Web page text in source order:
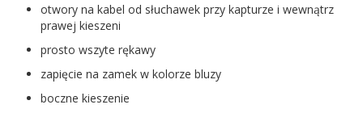
otwory na kabel od słuchawek przy kapturze i wewnątrz
prawej kieszeni
prosto wszyte rękawy
zapięcie na zamek w kolorze bluzy
boczne kieszenie